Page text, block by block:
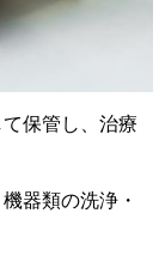
保管し、治療
器類の洗浄・